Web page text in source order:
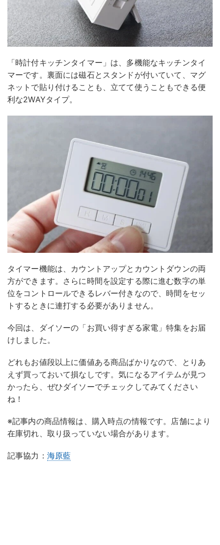
「時計付キッチンタイマー」は、多機能なキッチンタイ
マーです。裏面には磁石とスタンドが付いていて、マグ
ネットで貼り付けることも、立てて使うこともできる便
利な2WAYタイプ。
タイマー機能は、カウントアップとカウントダウンの両
方ができます。さらに時間を設定する際に進む数字の単
位をコントロールできるレバー付きなので、時間をセッ
トするときに連打する必要がありません。
今回は、ダイソーの「お買い得すぎる家電」特集をお届
けしました。
どれもお値段以上に価値ある商品ばかりなので、とりあ
えず買っておいて損なしです。気になるアイテムが見つ
かったら、ぜひダイソーでチェックしてみてください
ね！
※記事内の商品情報は、購入時点の情報です。店舗により
在庫切れ、取り扱っていない場合があります。
記事協力： 海原藍